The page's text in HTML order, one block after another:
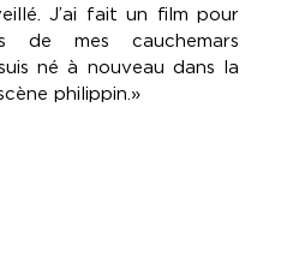
J’ai fait un film pour
de mes cauchemars
né à nouveau dans la
philippin.»